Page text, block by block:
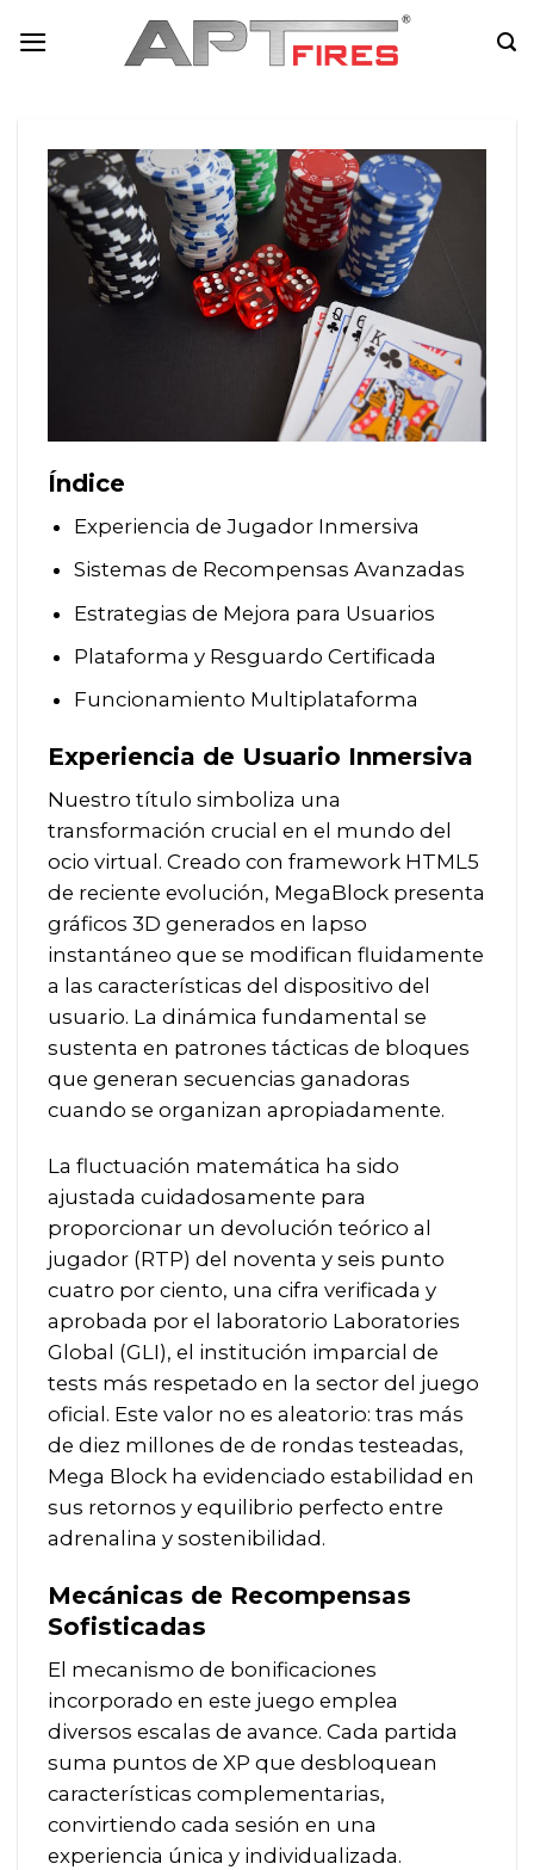
Índice
Experiencia de Jugador Inmersiva
Sistemas de Recompensas Avanzadas
Estrategias de Mejora para Usuarios
Plataforma y Resguardo Certificada
Funcionamiento Multiplataforma
Experiencia de Usuario Inmersiva
Nuestro título simboliza una
transformación crucial en el mundo del
ocio virtual. Creado con framework HTML5
de reciente evolución, MegaBlock presenta
gráficos 3D generados en lapso
instantáneo que se modifican fluidamente
a las características del dispositivo del
usuario. La dinámica fundamental se
sustenta en patrones tácticas de bloques
que generan secuencias ganadoras
cuando se organizan apropiadamente.
La fluctuación matemática ha sido
ajustada cuidadosamente para
proporcionar un devolución teórico al
jugador (RTP) del noventa y seis punto
cuatro por ciento, una cifra verificada y
aprobada por el laboratorio Laboratories
Global (GLI), el institución imparcial de
tests más respetado en la sector del juego
oficial. Este valor no es aleatorio: tras más
de diez millones de de rondas testeadas,
Mega Block ha evidenciado estabilidad en
sus retornos y equilibrio perfecto entre
adrenalina y sostenibilidad.
Mecánicas de Recompensas
Sofisticadas
El mecanismo de bonificaciones
incorporado en este juego emplea
diversos escalas de avance. Cada partida
suma puntos de XP que desbloquean
características complementarias,
convirtiendo cada sesión en una
experiencia única y individualizada.